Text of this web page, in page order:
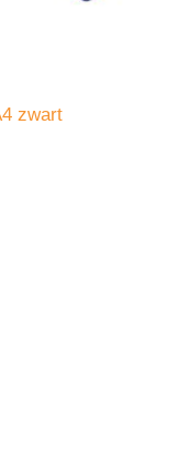
zwart